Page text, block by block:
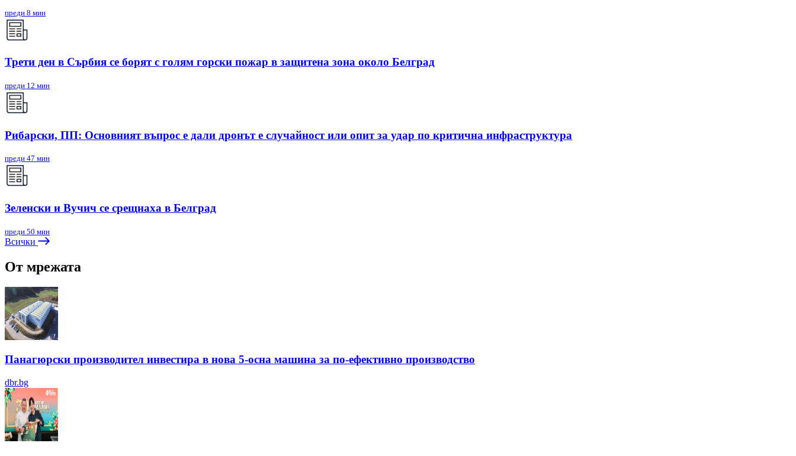
преди 8 мин
Трети ден в Сърбия се борят с голям горски пожар в защитена зона около Белград
преди 12 мин
Рибарски, ПП: Основният въпрос е дали дронът е случайност или опит за удар по критична инфраструктура
преди 47 мин
Зеленски и Вучич се срещнаха в Белград
преди 50 мин
Всички
От мрежата
Панагюрски производител инвестира в нова 5-осна машина за по-ефективно производство
dbr.bg